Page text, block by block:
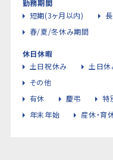
勤務期間
短期(3ヶ月以内)
春/夏/冬休み期間
休日休暇
土日祝休み
土日休
その他
有休
慶弔 特
年末年始
産休・育